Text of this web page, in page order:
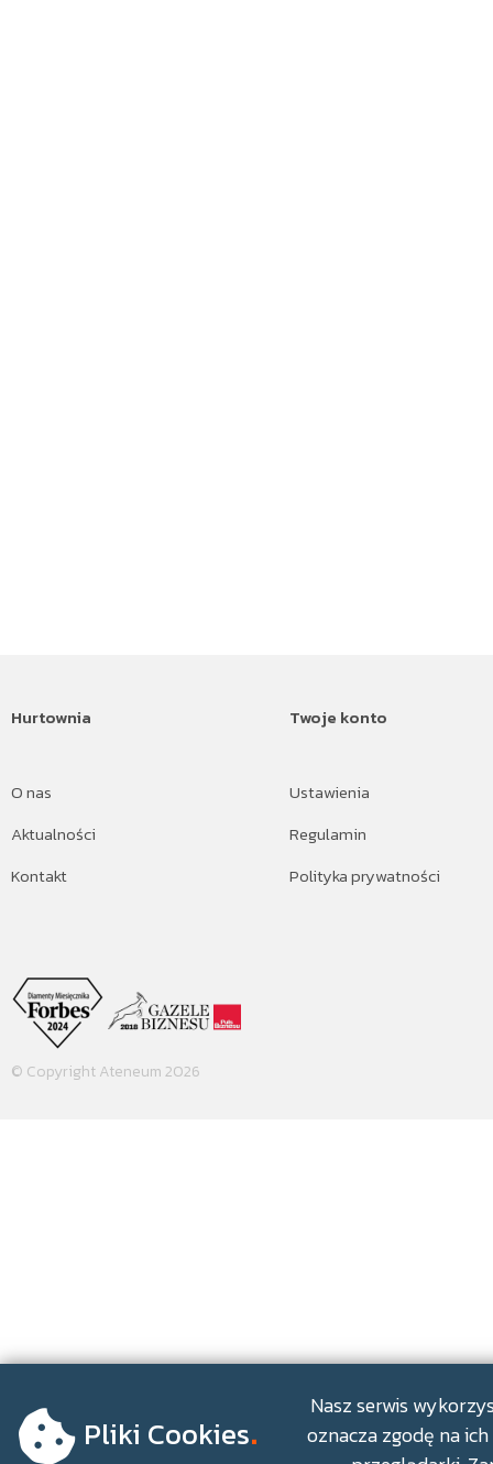
Hurtownia
O nas
Aktualności
Kontakt
Twoje konto
Ustawienia
Regulamin
Polityka prywatności
© Copyright Ateneum 2026
Pliki Cookies.
Nasz serwis
oznacza zgodę na